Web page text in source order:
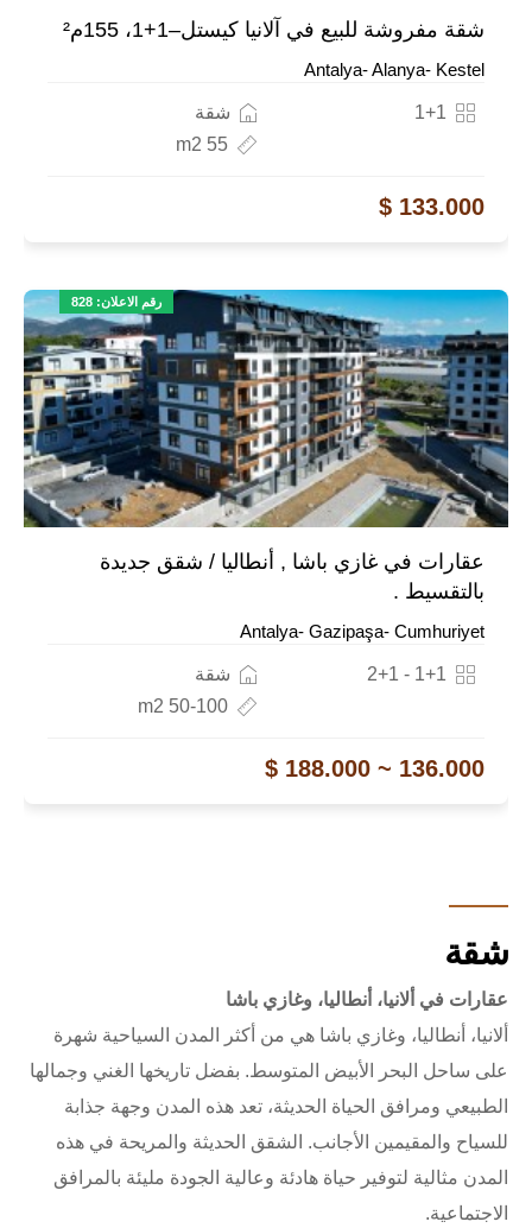
شقة مفروشة للبيع في آلانيا كيستل–1+1، 155م²
Antalya- Alanya- Kestel
شقة
1+1
55 m2
133.000 $
رقم الاعلان: 828
عقارات في غازي باشا , أنطاليا / شقق جديدة
بالتقسيط .
Antalya- Gazipaşa- Cumhuriyet
شقة
1+1 - 2+1
50-100 m2
136.000 ~ 188.000 $
شقة
عقارات في ألانيا، أنطاليا، وغازي باشا
ألانيا، أنطاليا، وغازي باشا هي من أكثر المدن السياحية شهرة
على ساحل البحر الأبيض المتوسط. بفضل تاريخها الغني وجمالها
الطبيعي ومرافق الحياة الحديثة، تعد هذه المدن وجهة جذابة
للسياح والمقيمين الأجانب. الشقق الحديثة والمريحة في هذه
المدن مثالية لتوفير حياة هادئة وعالية الجودة مليئة بالمرافق
الاجتماعية.